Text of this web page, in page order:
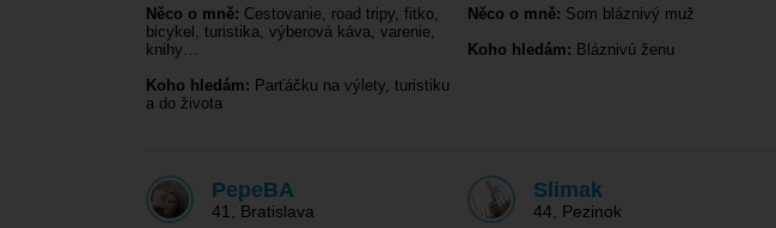
Něco o mně: Cestovanie, road tripy, fitko,
bicykel, turistika, výberová káva, varenie,
knihy…
Koho hledám: Parťáčku na výlety, turistiku
a do života
Něco o mně: Som bláznivý muž
Koho hledám: Bláznivú ženu
PepeBA
41 Bratislava
Slimak
44 Pezinok